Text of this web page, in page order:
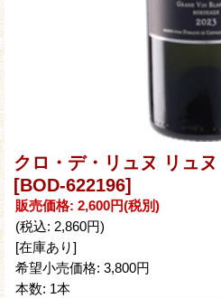
クロ・デ・リュヌ リュ
[BOD-622196]
販売価格: 2,600円(税別)
(税込: 2,860円)
[在庫あり]
希望小売価格: 3,800円
本数: 1本